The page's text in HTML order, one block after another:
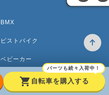
shopping_cart
パーツも続々入荷中！
自転車を購入する
BMX
ピストバイク
ベビーカー